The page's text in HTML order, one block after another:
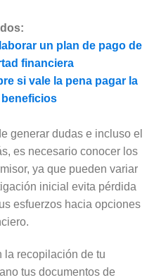
un plan de pago de
financiera
si vale la pena pagar la
generar dudas e incluso el
es necesario conocer los
ya que pueden variar
inicial evita pérdida
esfuerzos hacia opciones
la recopilación de tu
tus documentos de